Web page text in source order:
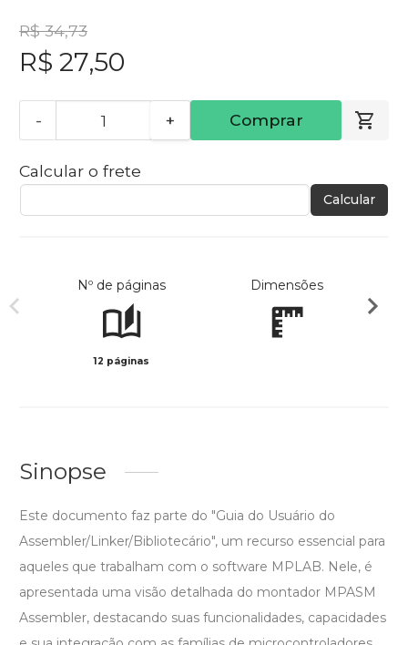
R$ 34,73
R$ 27,50
- + Comprar
Calcular o frete
Calcular
Nº de páginas
12 páginas
Dimensões
Sinopse
Este documento faz parte do "Guia do Usuário do
Assembler/Linker/Bibliotecário", um recurso essencial para
aqueles que trabalham com o software MPLAB. Nele, é
apresentada uma visão detalhada do montador MPASM
Assembler, destacando suas funcionalidades, capacidades